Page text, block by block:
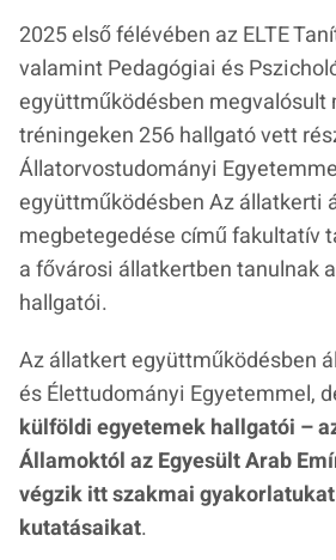
2025 első félévében az ELTE
valamint Pedagógiai és
együttműködésben megvalósult
tréningeken 256 hallgató vett
Állatorvostudományi
együttműködésben Az állatkerti
megbetegedése című fakultatív
a fővárosi állatkertben tanulnak
hallgatói.
Az állatkert együttműködésben
és Élettudományi Egyetemmel,
külföldi egyetemek hallgatói –
Államoktól az Egyesült Arab
végzik itt szakmai
kutatásaikat.